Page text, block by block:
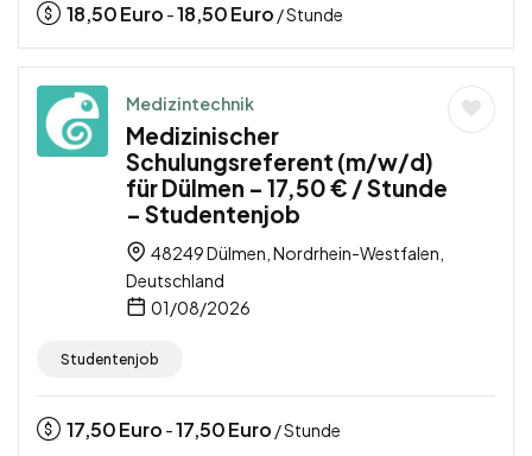
18,50Euro -18,50Euro / Stunde
Medizintechnik
Medizinischer
Schulungsreferent (m/w/d)
für Dülmen – 17,50 € / Stunde
– Studentenjob
48249 Dülmen, Nordrhein-Westfalen,
Deutschland
01/08/2026
Studentenjob
17,50Euro -17,50Euro / Stunde